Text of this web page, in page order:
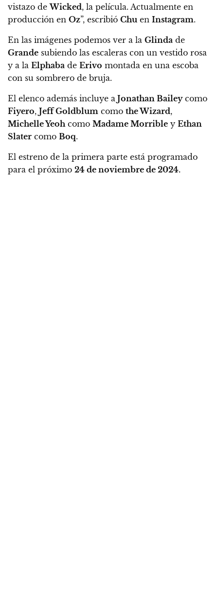
vistazo deWicked, la película. Actualmente en
producción en Oz”, escribió Chuen Instagram.
En las imágenes podemos ver a la Glinda de
Grande subiendo las escaleras con un vestido rosa
y a la Elphaba de Erivo montada en una escoba
con su sombrero de bruja.
El elenco además incluye a Jonathan Baileycomo
Fiyero, Jeff Goldblum como the Wizard,
Michelle Yeohcomo Madame Morrible y Ethan
Slater como Boq.
El estreno de la primera parte está programado
para el próximo 24 de noviembre de 2024.